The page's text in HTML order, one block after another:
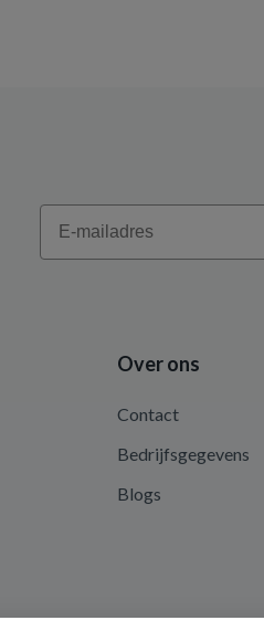
Email
Over ons
Contact
Bedrijfsgegevens
Blogs